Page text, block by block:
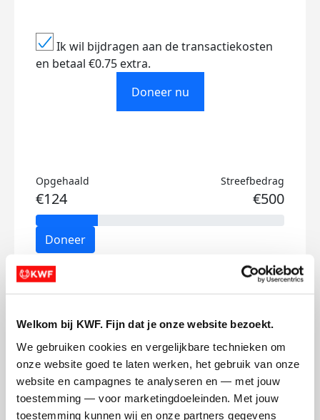
Welkom bij KWF. Fijn dat je onze website bezoekt.
We gebruiken cookies en vergelijkbare technieken om
onze website goed te laten werken, het gebruik van onze
website en campagnes te analyseren en — met jouw
toestemming — voor marketingdoeleinden. Met jouw
toestemming kunnen wij en onze partners gegevens
Ik wil bijdragen aan de transactiekosten
en betaal €0.75 extra.
Doneer nu
Opgehaald
€124
Streefbedrag
€500
Doneer